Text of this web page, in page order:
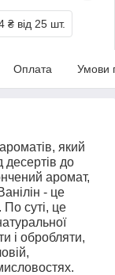
₴ від 25 шт.
Оплата Умови
який
десертів до
аромат,
- це
По суті, це
і обробляти,